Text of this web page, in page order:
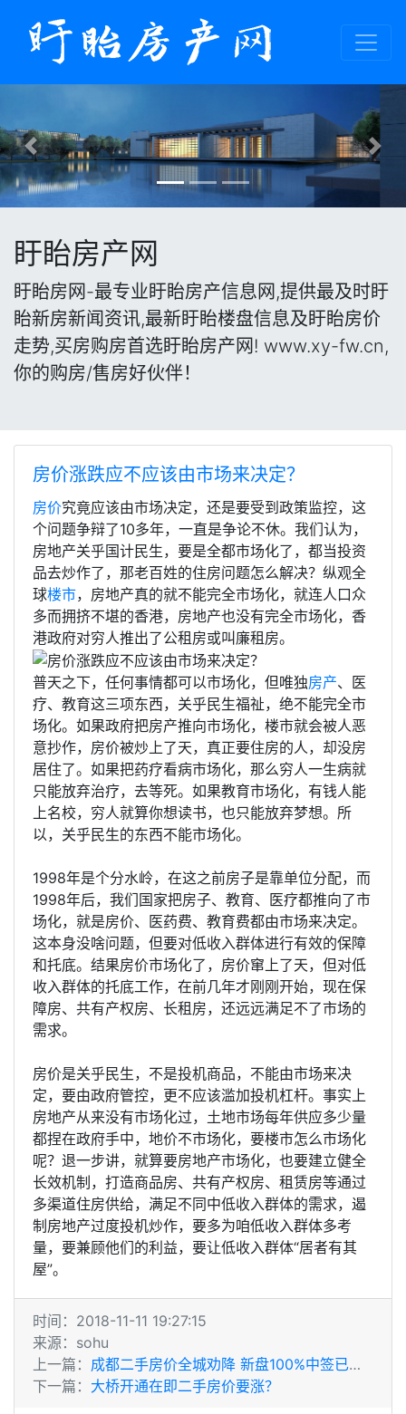
Previous
盱眙房产网
盱眙房网-最专业盱眙房产信息网,提供最及时盱
眙新房新闻资讯,最新盱眙楼盘信息及盱眙房价
走势,买房购房首选盱眙房产网! www.xy-fw.cn,
你的购房/售房好伙伴！
房价涨跌应不应该由市场来决定？
房价究竟应该由市场决定，还是要受到政策监控，这
个问题争辩了10多年，一直是争论不休。我们认为，
房地产关乎国计民生，要是全都市场化了，都当投资
品去炒作了，那老百姓的住房问题怎么解决？纵观全
球楼市，房地产真的就不能完全市场化，就连人口众
多而拥挤不堪的香港，房地产也没有完全市场化，香
港政府对穷人推出了公租房或叫廉租房。
普天之下，任何事情都可以市场化，但唯独房产、医
疗、教育这三项东西，关乎民生福祉，绝不能完全市
场化。如果政府把房产推向市场化，楼市就会被人恶
意抄作，房价被炒上了天，真正要住房的人，却没房
居住了。如果把药疗看病市场化，那么穷人一生病就
只能放弃治疗，去等死。如果教育市场化，有钱人能
上名校，穷人就算你想读书，也只能放弃梦想。所
以，关乎民生的东西不能市场化。
1998年是个分水岭，在这之前房子是靠单位分配，而
1998年后，我们国家把房子、教育、医疗都推向了市
场化，就是房价、医药费、教育费都由市场来决定。
这本身没啥问题，但要对低收入群体进行有效的保障
和托底。结果房价市场化了，房价窜上了天，但对低
收入群体的托底工作，在前几年才刚刚开始，现在保
障房、共有产权房、长租房，还远远满足不了市场的
需求。
房价是关乎民生，不是投机商品，不能由市场来决
定，要由政府管控，更不应该滥加投机杠杆。事实上
房地产从来没有市场化过，土地市场每年供应多少量
都捏在政府手中，地价不市场化，要楼市怎么市场化
呢？退一步讲，就算要房地产市场化，也要建立健全
长效机制，打造商品房、共有产权房、租赁房等通过
多渠道住房供给，满足不同中低收入群体的需求，遏
制房地产过度投机炒作，要多为咱低收入群体多考
量，要兼顾他们的利益，要让低收入群体“居者有其
屋”。
时间：2018-11-11 19:27:15
来源：sohu
上一篇： 成都二手房价全城劝降 新盘100%中签已成常态
下一篇： 大桥开通在即二手房价要涨？